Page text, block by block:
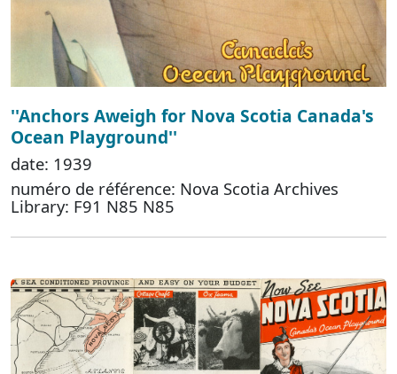
''Anchors Aweigh for Nova Scotia Canada's
Ocean Playground''
date: 1939
numéro de référence: Nova Scotia Archives
Library: F91 N85 N85